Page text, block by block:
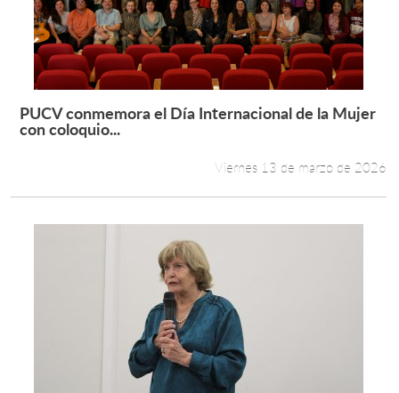
Leer más +
PUCV conmemora el Día Internacional de la Mujer
con coloquio...
Viernes 13 de marzo de 2026